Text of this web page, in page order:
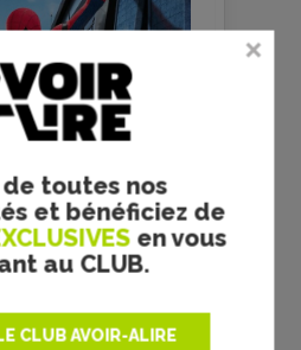
toutes nos
et bénéficiez de
en vous
au CLUB.
CLUB AVOIR-ALIRE